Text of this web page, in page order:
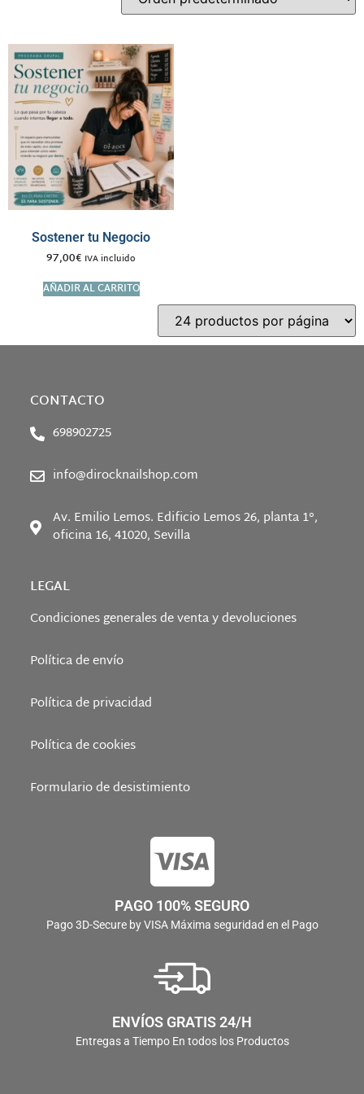
Sostener tu Negocio
97,00€ IVA incluido
AÑADIR AL CARRITO
CONTACTO
698902725
info@dirocknailshop.com
Av. Emilio Lemos. Edificio Lemos 26, planta 1°,
oficina 16, 41020, Sevilla
LEGAL
Condiciones generales de venta y devoluciones
Política de envío
Política de privacidad
Política de cookies
Formulario de desistimiento
PAGO 100% SEGURO
Pago 3D-Secure by VISA Máxima seguridad en el Pago
ENVÍOS GRATIS 24/H
Entregas a Tiempo En todos los Productos